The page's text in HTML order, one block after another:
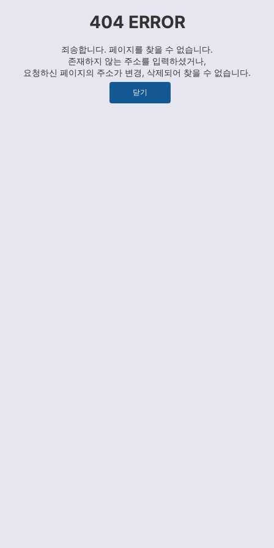
404 ERROR
죄송합니다. 페이지를 찾을 수 없습니다.
존재하지 않는 주소를 입력하셨거나,
요청하신 페이지의 주소가 변경, 삭제되어 찾을 수 없습니다.
닫기